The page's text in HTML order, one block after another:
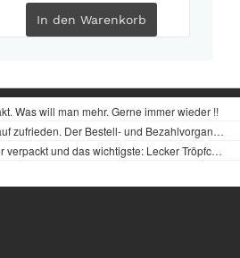
In den Warenkorb